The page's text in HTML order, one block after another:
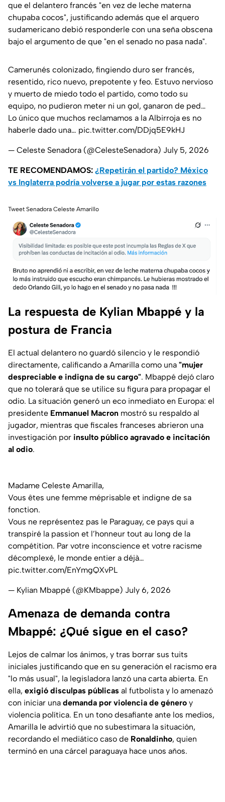
que el delantero francés "en vez de leche materna
chupaba cocos", justificando además que el arquero
sudamericano debió responderle con una seña obscena
bajo el argumento de que "en el senado no pasa nada".
Camerunés colonizado, fingiendo duro ser francés,
resentido, rico nuevo, prepotente y feo. Estuvo nervioso
y muerto de miedo todo el partido, como todo su
equipo, no pudieron meter ni un gol, ganaron de ped…
Lo único que muchos reclamamos a la Albirroja es no
haberle dado una… pic.twitter.com/DDjq5E9kHJ
— Celeste Senadora (@CelesteSenadora) July 5, 2026
TE RECOMENDAMOS: ¿Repetirán el partido? México
vs Inglaterra podría volverse a jugar por estas razones
Tweet Senadora Celeste Amarillo
La respuesta de Kylian Mbappé y la
postura de Francia
El actual delantero no guardó silencio y le respondió
directamente, calificando a Amarilla como una "mujer
despreciable e indigna de su cargo". Mbappé dejó claro
que no tolerará que se utilice su figura para propagar el
odio. La situación generó un eco inmediato en Europa: el
presidente Emmanuel Macron mostró su respaldo al
jugador, mientras que fiscales franceses abrieron una
investigación por insulto público agravado e incitación
al odio.
Madame Celeste Amarilla,
Vous êtes une femme méprisable et indigne de sa
fonction.
Vous ne représentez pas le Paraguay, ce pays qui a
transpiré la passion et l’honneur tout au long de la
compétition. Par votre inconscience et votre racisme
décomplexé, le monde entier a déjà…
pic.twitter.com/EnYmgQXvPL
— Kylian Mbappé (@KMbappe) July 6, 2026
Amenaza de demanda contra
Mbappé: ¿Qué sigue en el caso?
Lejos de calmar los ánimos, y tras borrar sus tuits
iniciales justificando que en su generación el racismo era
"lo más usual", la legisladora lanzó una carta abierta. En
ella, exigió disculpas públicas al futbolista y lo amenazó
con iniciar una demanda por violencia de género y
violencia política. En un tono desafiante ante los medios,
Amarilla le advirtió que no subestimara la situación,
recordando el mediático caso de Ronaldinho, quien
terminó en una cárcel paraguaya hace unos años.